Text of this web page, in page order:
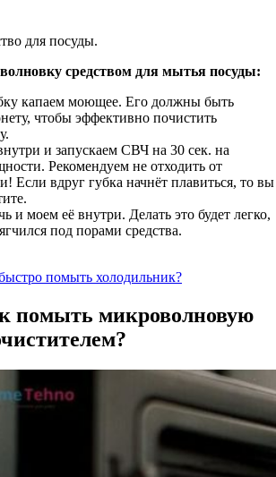
для посуды.
средством для мытья посуды:
капаем моющее. Его должны быть
чтобы эффективно почистить
и запускаем СВЧ на 30 сек. на
Рекомендуем не отходить от
Если вдруг губка начнёт плавиться, то вы
и моем её внутри. Делать это будет легко,
под порами средства.
помыть холодильник?
помыть микроволновую